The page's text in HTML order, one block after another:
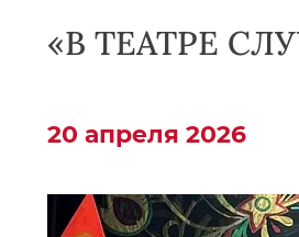
«В ТЕАТРЕ
20 апреля 2026